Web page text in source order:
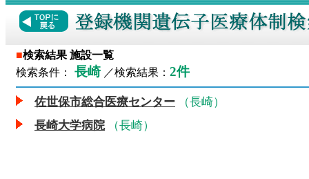
■検索結果 施設一覧
検索条件：
長崎／検索結果： 2件
佐世保市総合医療センター （長崎）
長崎大学病院（長崎）